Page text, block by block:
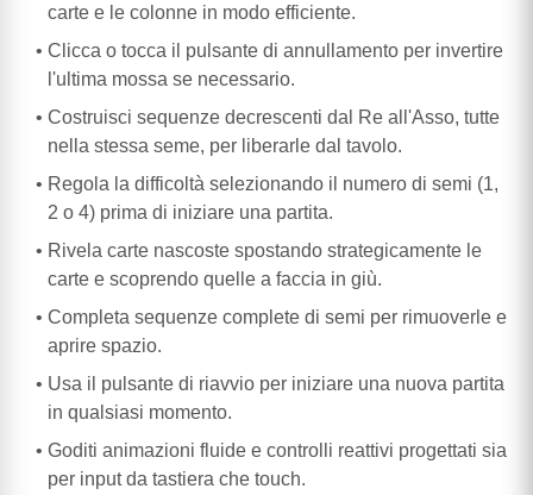
carte e le colonne in modo efficiente.
Clicca o tocca il pulsante di annullamento per invertire
l'ultima mossa se necessario.
Costruisci sequenze decrescenti dal Re all'Asso, tutte
nella stessa seme, per liberarle dal tavolo.
Regola la difficoltà selezionando il numero di semi (1,
2 o 4) prima di iniziare una partita.
Rivela carte nascoste spostando strategicamente le
carte e scoprendo quelle a faccia in giù.
Completa sequenze complete di semi per rimuoverle e
aprire spazio.
Usa il pulsante di riavvio per iniziare una nuova partita
in qualsiasi momento.
Goditi animazioni fluide e controlli reattivi progettati sia
per input da tastiera che touch.